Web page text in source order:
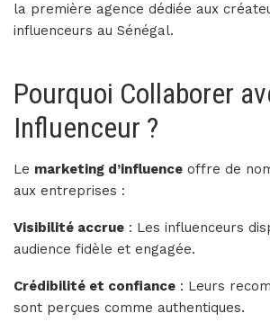
la première agence dédiée aux
influenceurs au Sénégal.
Pourquoi Collaborer
Influenceur ?
Le marketing d’influence offre de
aux entreprises :
Visibilité accrue : Les influenceurs
audience fidèle et engagée.
Crédibilité et confiance : Leurs
sont perçues comme authentiques.